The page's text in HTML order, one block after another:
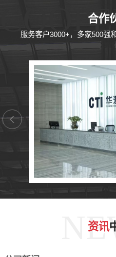
合作
服务客户3000+，多家500强
资讯